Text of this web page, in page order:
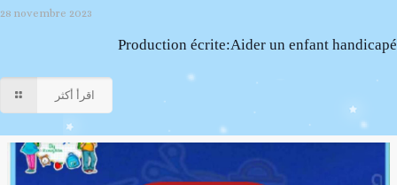
28 novembre 2023
Production écrite:Aider un enfant handicapé
اقرأ أكثر